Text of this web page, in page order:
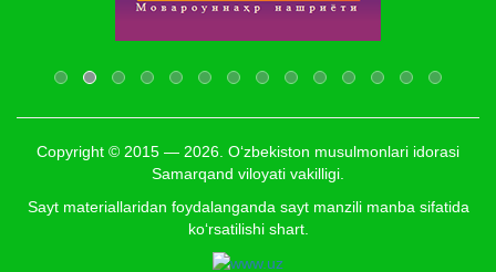
Copyright © 2015 — 2026. O‘zbekiston musulmonlari idorasi
Samarqand viloyati vakilligi.
Sayt materiallaridan foydalanganda sayt manzili manba sifatida
ko‘rsatilishi shart.